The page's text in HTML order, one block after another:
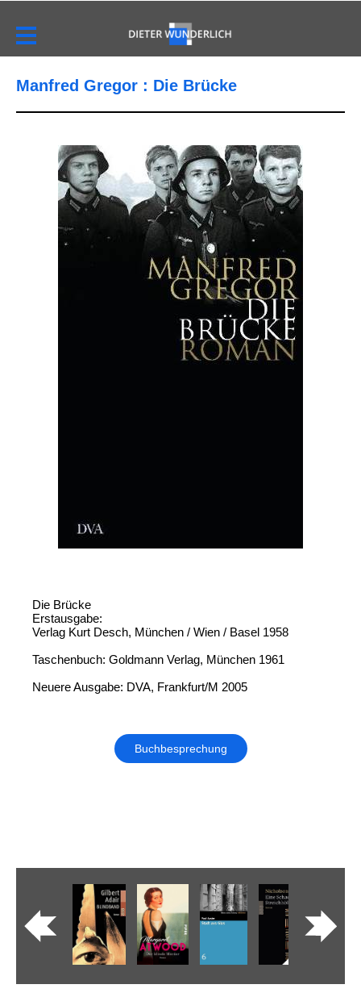
Manfred Gregor : Die Brücke
Die Brücke
Erstausgabe:
Verlag Kurt Desch, München / Wien / Basel 1958
Taschenbuch: Goldmann Verlag, München 1961
Neuere Ausgabe: DVA, Frankfurt/M 2005
Buchbesprechung